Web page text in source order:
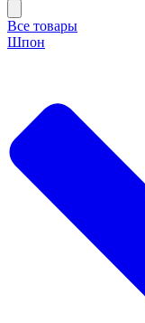
Все товары
Шпон